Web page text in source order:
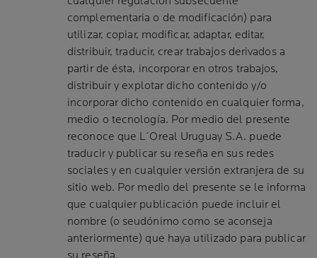
complementaria o de modificación) para
utilizar, copiar, modificar, adaptar, editar,
distribuir, traducir, crear trabajos derivados a
partir de ésta, incorporar en otros trabajos,
distribuir y explotar dicho contenido y/o
incorporar dicho contenido en cualquier forma,
medio o tecnología. Por medio del presente
reconoce que L´Oreal Uruguay S.A. puede
traducir y publicar su reseña en sus redes
sociales y en cualquier versión extranjera de su
sitio web. Por medio del presente se le informa
que cualquier publicación puede incluir el
nombre (o seudónimo como se aconseja
anteriormente) que haya utilizado para publicar